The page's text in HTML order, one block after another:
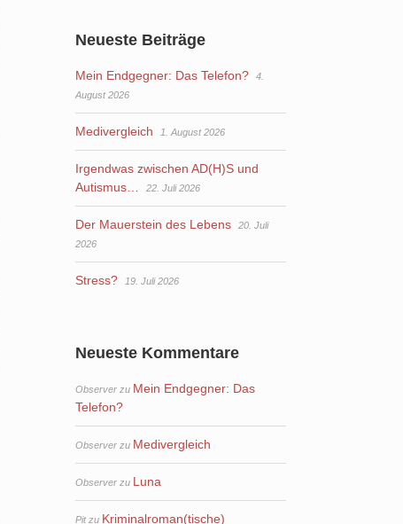
Neueste Beiträge
Mein Endgegner: Das Telefon?
4.
August 2026
Medivergleich 1. August 2026
Irgendwas zwischen AD(H)S und
Autismus…
22. Juli 2026
Der Mauerstein des Lebens
20. Juli
2026
Stress? 19. Juli 2026
Neueste Kommentare
Observer zu Mein Endgegner: Das
Telefon?
Observer zu Medivergleich
Observer zu Luna
Pitzu Kriminalroman(tische)